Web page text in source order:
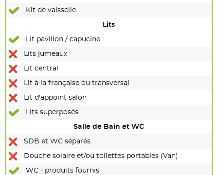
Kit de vaisselle
Lits
Lit pavillon / capucine
Lits jumeaux
Lit central
Lit à la française ou transversal
Lit d'appoint salon
Lits superposés
Salle de Bain et WC
SDB et WC séparés
Douche solaire et/ou toilettes portables (Van)
WC - produits fournis